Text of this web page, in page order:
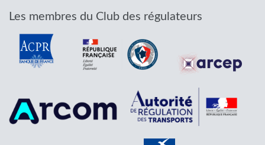
Les membres du Club des régulateurs